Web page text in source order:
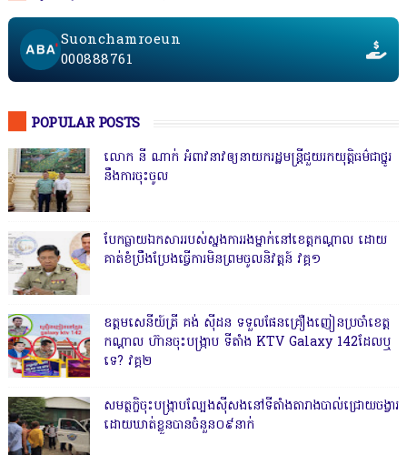
Suonchamroeun
000888761
POPULAR POSTS
លោក នី ណាក់ អំពាវនាវឲ្យនាយករដ្ឋមន្ត្រីជួយរកយុត្តិធម៌ជាថ្នូរ
នឹងការចុះចូល
បែកធ្លាយឯកសាររបស់ស្នងការរងម្នាក់នៅខេត្តកណ្ដាល ដោយ
គាត់ខំប្រឹងប្រែងធ្វើការមិនព្រមចូលនិវត្តន៍ វគ្គ១
ឧត្តមសេនីយ៍ត្រី គង់ ស៊ីដន ទទួលផែនគ្រឿងញៀនប្រចាំខេត្ត
កណ្តាល ហ៊ានចុះបង្ក្រាប ទីតាំង KTV Galaxy 142ដែលឬ
ទេ? វគ្គ២
សមត្ថកិ្ចចុះបង្ក្រាបល្បែងស៊ីសងនៅទីតាំងតារាងបាល់ជ្រោយចង្វារ
ដោយឃាត់ខ្លួនបានចំនួន០៩នាក់